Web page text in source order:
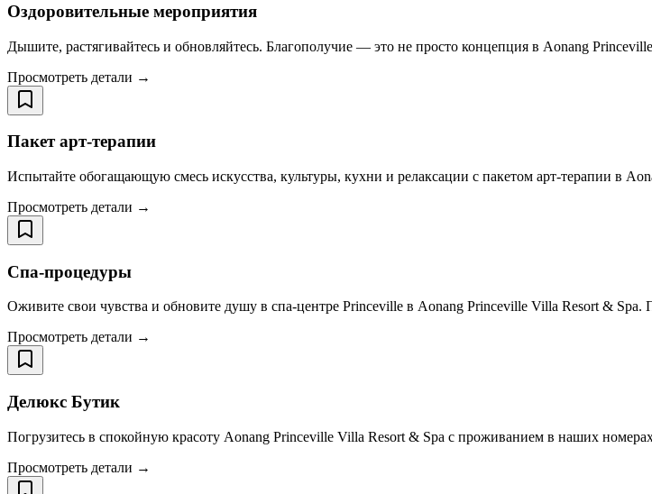
Оздоровительные мероприятия
Дышите, растягивайтесь и обновляйтесь. Благополучие — это не просто концепция в Aonang
Просмотреть детали →
Пакет арт-терапии
Испытайте обогащающую смесь искусства, культуры, кухни и релаксации с пакетом арт-терапии в
Просмотреть детали →
Спа-процедуры
Оживите свои чувства и обновите душу в спа-центре Princeville в Aonang Princeville Villa Resort &
Просмотреть детали →
Делюкс Бутик
Погрузитесь в спокойную красоту Aonang Princeville Villa Resort & Spa с проживанием в наших
Просмотреть детали →